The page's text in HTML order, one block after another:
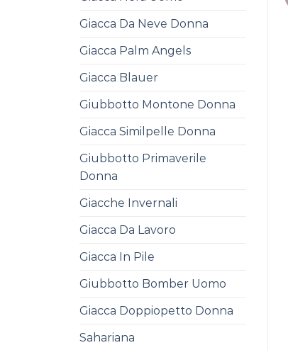
Giacca Da Neve Donna
Giacca Palm Angels
Giacca Blauer
Giubbotto Montone Donna
Giacca Similpelle Donna
Giubbotto Primaverile
Donna
Giacche Invernali
Giacca Da Lavoro
Giacca In Pile
Giubbotto Bomber Uomo
Giacca Doppiopetto Donna
Sahariana